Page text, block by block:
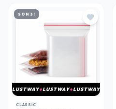
SON 3!
LUSTWAY LUSTWAY LUSTWAY
CLASSIC